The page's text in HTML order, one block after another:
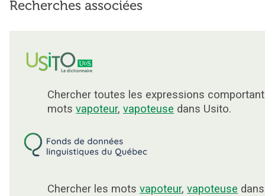
Recherches associées
Chercher toutes les expressions
mots vapoteur, vapoteuse dans Usito.
Chercher les mots vapoteur, vapoteuse